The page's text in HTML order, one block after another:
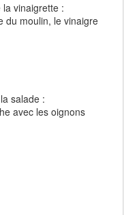
vinaigrette :
du moulin, le vinaigre
salade :
avec les oignons